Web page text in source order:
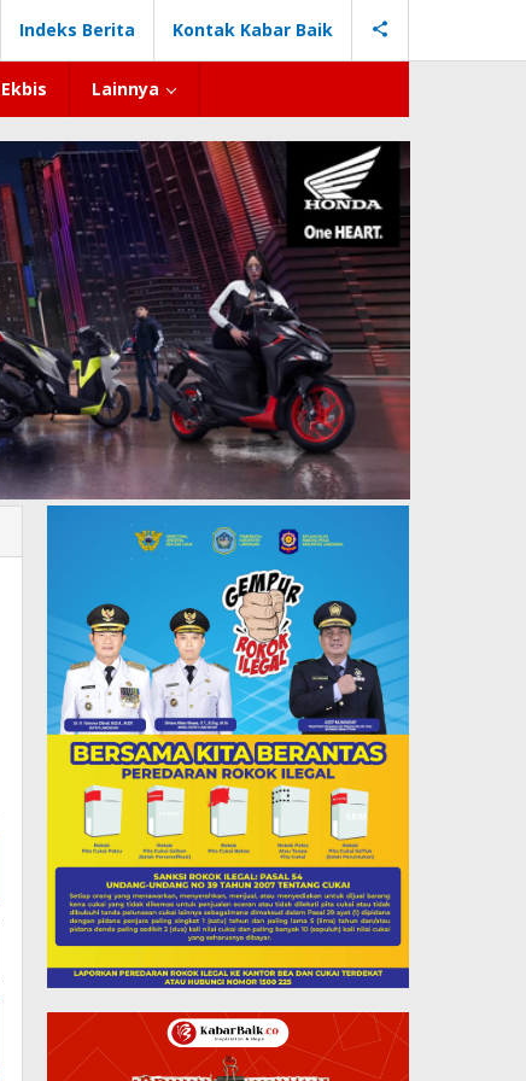
Indeks Berita Kontak Kabar Baik
Ekbis Lainnya